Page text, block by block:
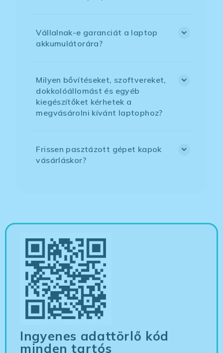
Vállalnak-e garanciát a laptop
akkumulátorára?
Milyen bővítéseket, szoftvereket,
dokkolóállomást és egyéb
kiegészítőket kérhetek a
megvásárolni kívánt laptophoz?
Frissen pasztázott gépet kapok
vásárláskor?
Ingyenes adattörlő kód
minden tartós